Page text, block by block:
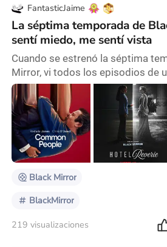
FantasticJaime
La séptima temporada de
sentí miedo, me sentí vista
Cuando se estrenó la séptima
Mirror, vi todos los episodios de
siempre he hecho con otras
sucedió algo inesperado. La
gallina ni una angustia
algo extrañamente reconfortante,
los seis nuevos episodios siguen
ciencia ficción, transcurren en un
Black Mirror
BlackMirror
219 visualizaciones